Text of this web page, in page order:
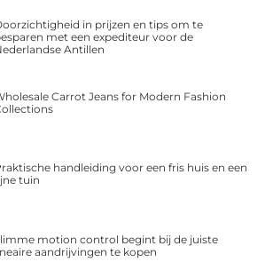
in prijzen en tips om te
met een expediteur voor de
Antillen
Carrot Jeans for Modern Fashion
handleiding voor een fris huis en een
tuin
motion control begint bij de juiste
aandrijvingen te kopen